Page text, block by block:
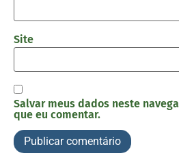
Site
Salvar meus dados neste
que eu comentar.